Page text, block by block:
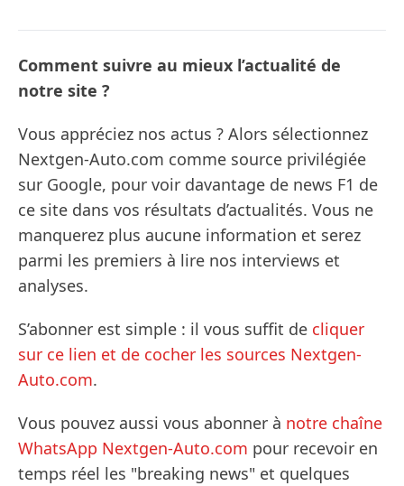
Comment suivre au mieux l’actualité de
notre site ?
Vous appréciez nos actus ? Alors sélectionnez
Nextgen-Auto.com comme source privilégiée
sur Google, pour voir davantage de news F1 de
ce site dans vos résultats d’actualités. Vous ne
manquerez plus aucune information et serez
parmi les premiers à lire nos interviews et
analyses.
S’abonner est simple : il vous suffit de cliquer
sur ce lien et de cocher les sources Nextgen-
Auto.com.
Vous pouvez aussi vous abonner à notre chaîne
WhatsApp Nextgen-Auto.com pour recevoir en
temps réel les "breaking news" et quelques